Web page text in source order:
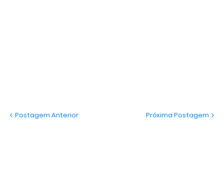
Postagem Anterior Próxima Postagem